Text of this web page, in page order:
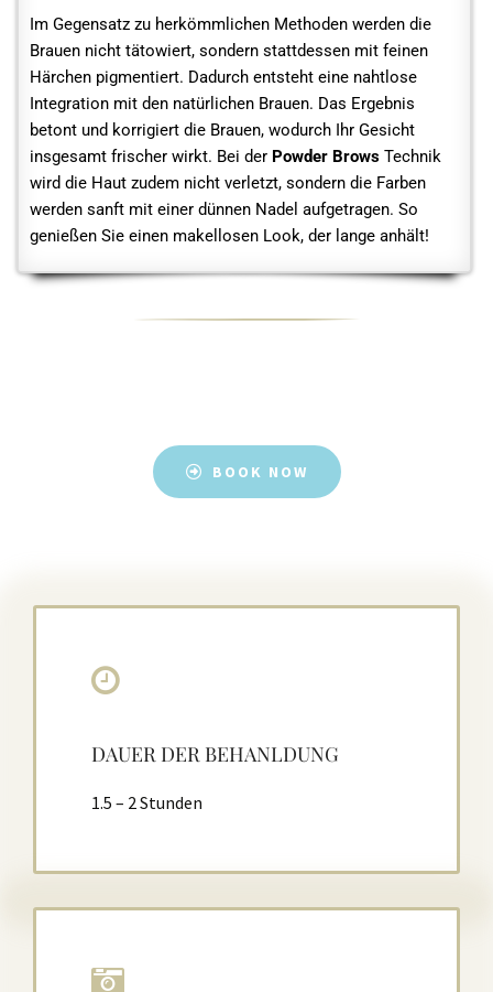
Im Gegensatz zu herkömmlichen Methoden werden die
Brauen nicht tätowiert, sondern stattdessen mit feinen
Härchen pigmentiert. Dadurch entsteht eine nahtlose
Integration mit den natürlichen Brauen. Das Ergebnis
betont und korrigiert die Brauen, wodurch Ihr Gesicht
insgesamt frischer wirkt. Bei der Powder Brows Technik
wird die Haut zudem nicht verletzt, sondern die Farben
werden sanft mit einer dünnen Nadel aufgetragen. So
genießen Sie einen makellosen Look, der lange anhält!
BOOK NOW
DAUER DER BEHANLDUNG
1.5 – 2 Stunden